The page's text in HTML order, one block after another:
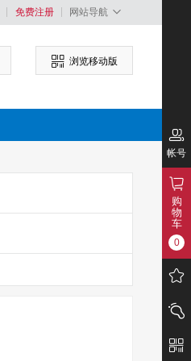
免费注册 网站导航
浏览移动版
帐号
购
物
车
0